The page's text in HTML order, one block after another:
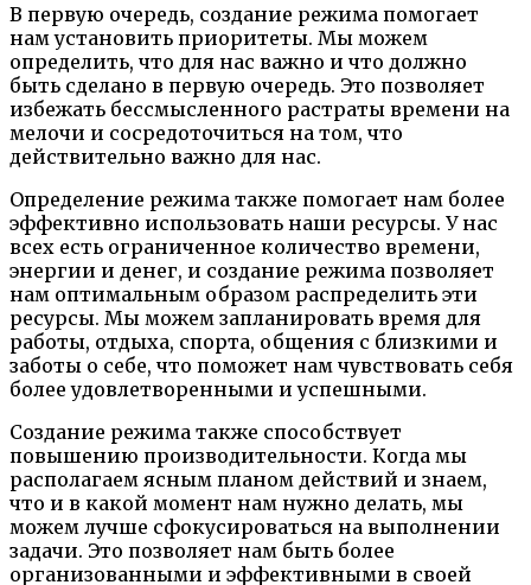
В первую очередь, создание режима помогает
нам установить приоритеты. Мы можем
определить, что для нас важно и что должно
быть сделано в первую очередь. Это позволяет
избежать бессмысленного растраты времени на
мелочи и сосредоточиться на том, что
действительно важно для нас.
Определение режима также помогает нам более
эффективно использовать наши ресурсы. У нас
всех есть ограниченное количество времени,
энергии и денег, и создание режима позволяет
нам оптимальным образом распределить эти
ресурсы. Мы можем запланировать время для
работы, отдыха, спорта, общения с близкими и
заботы о себе, что поможет нам чувствовать себя
более удовлетворенными и успешными.
Создание режима также способствует
повышению производительности. Когда мы
располагаем ясным планом действий и знаем,
что и в какой момент нам нужно делать, мы
можем лучше сфокусироваться на выполнении
задачи. Это позволяет нам быть более
организованными и эффективными в своей